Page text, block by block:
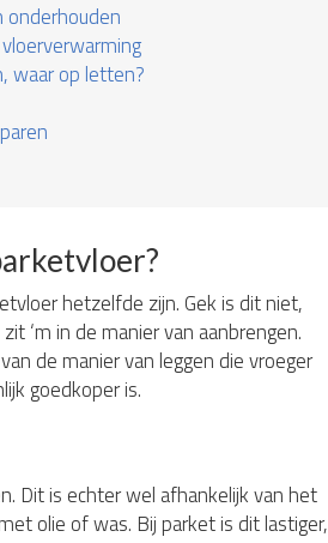
onderhouden
waar op letten?
hetzelfde zijn. Gek is dit niet,
‘m in de manier van aanbrengen.
de manier van leggen die vroeger
goedkoper is.
Dit is echter wel afhankelijk van het
olie of was. Bij parket is dit lastiger,